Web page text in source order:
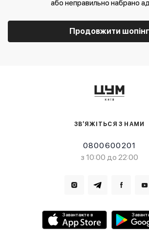
або неправильно набрано
Продовжити шопінг
ЗВ’ЯЖІТЬСЯ З НАМИ
0800600201
з 10:00 до 22:00
Завантажте в